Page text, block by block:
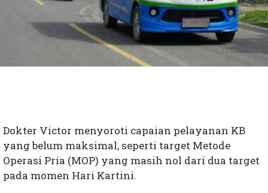
Dokter Victor menyoroti capaian pelayanan KB
yang belum maksimal, seperti target Metode
Operasi Pria (MOP) yang masih nol dari dua target
pada momen Hari Kartini.